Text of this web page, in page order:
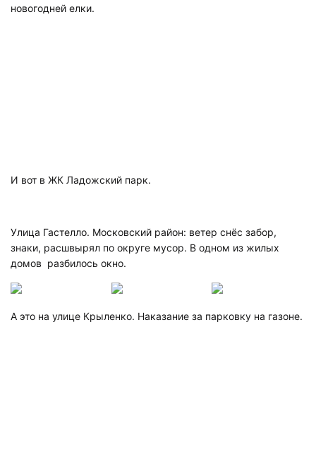
новогодней елки.
И вот в ЖК Ладожский парк.
Улица Гастелло. Московский район: ветер снёс забор,
знаки, расшвырял по округе мусор. В одном из жилых
домов разбилось окно.
А это на улице Крыленко. Наказание за парковку на газоне.